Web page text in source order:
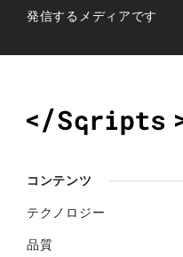
発信するメディアです
コンテンツ
テクノロジー
品質